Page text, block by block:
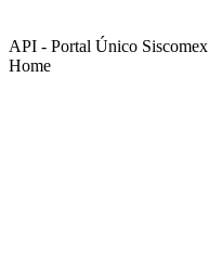
API - Portal Único Siscomex
Home